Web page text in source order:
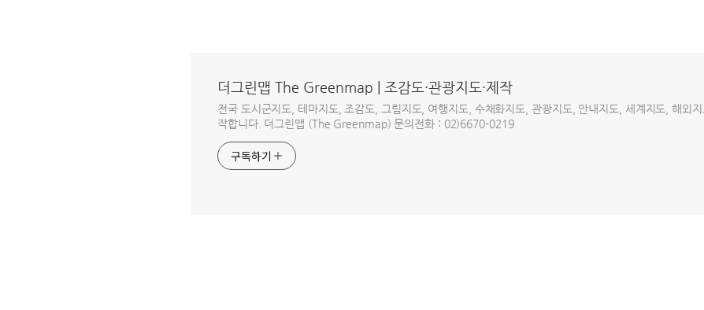
더그린맵 The Greenmap | 조감도·관광지도·제작
전국 도시군지도, 테마지도, 조감도, 그림지도, 여행지도, 수채화지도, 관광지도, 안내지도, 세계지도, 해외지
작합니다. 더그린맵 (The Greenmap) 문의전화 : 02)6670-0219
구독하기